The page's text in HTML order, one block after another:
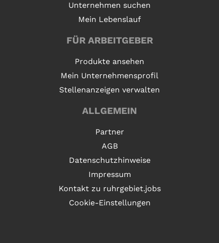
Unternehmen suchen
Mein Lebenslauf
FÜR ARBEITGEBER
Produkte ansehen
Mein Unternehmensprofil
Stellenanzeigen verwalten
ALLGEMEIN
Partner
AGB
Datenschutzhinweise
Impressum
Kontakt zu ruhrgebiet.jobs
Cookie-Einstellungen